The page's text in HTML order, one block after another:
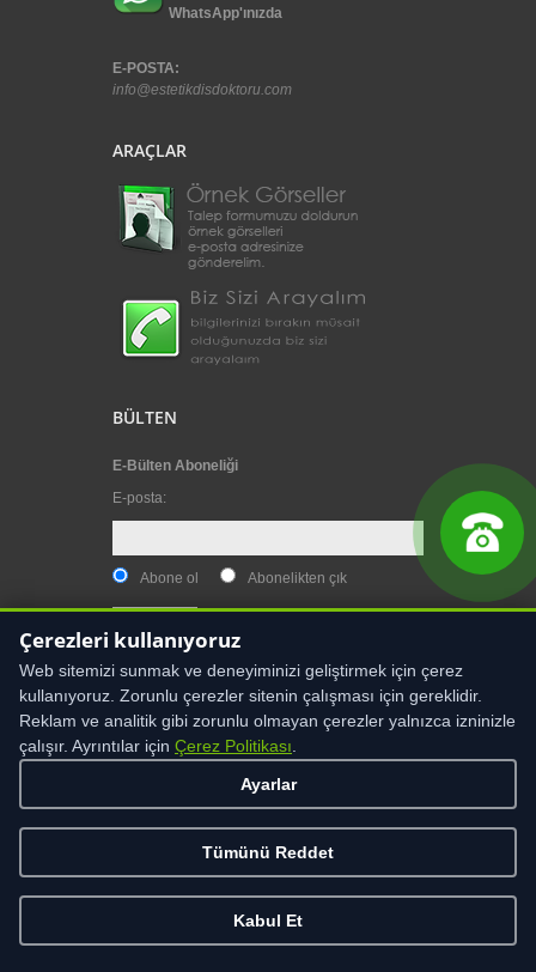
WhatsApp'ınızda
E-POSTA:
info@estetikdisdoktoru.com
ARAÇLAR
BÜLTEN
E-Bülten Aboneliği
E-posta:
Abone ol Abonelikten çık
UYARI:Bu sitenin içeriği, kullanıcıyı sağlık amaçlı
bilgilendirmeye yönelik hazırlanmıştır. Sitede yer alan
bilgiler, hiçbir zaman bir hekim tedavisinin ya da
değerlendirilmemelidir
Çerezleri kullanıyoruz
Web sitemizi sunmak ve deneyiminizi geliştirmek için çerez
kullanıyoruz. Zorunlu çerezler sitenin çalışması için gereklidir.
Reklam ve analitik gibi zorunlu olmayan çerezler yalnızca izninizle
çalışır. Ayrıntılar için Çerez Politikası.
Ayarlar
Tümünü Reddet
Kabul Et
Çerez Politikası·Çerez Ayarları